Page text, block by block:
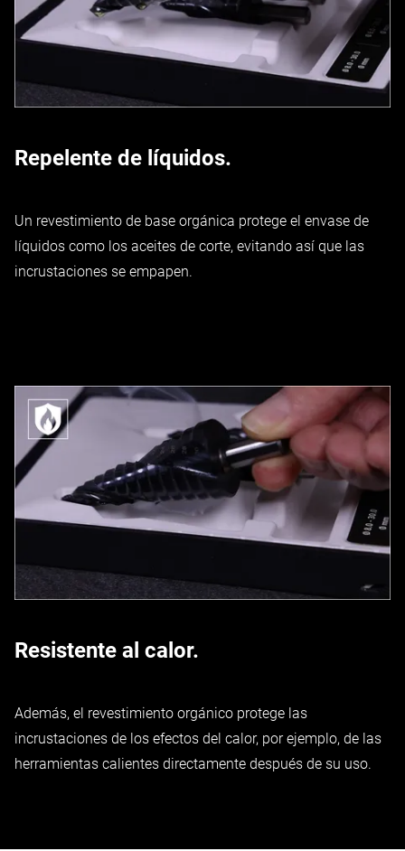
Repelente de líquidos.
Un revestimiento de base orgánica protege el envase de
líquidos como los aceites de corte, evitando así que las
incrustaciones se empapen.
Resistente al calor.
Además, el revestimiento orgánico protege las
incrustaciones de los efectos del calor, por ejemplo, de las
herramientas calientes directamente después de su uso.